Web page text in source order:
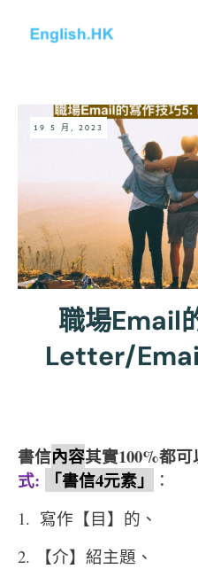
19 5 月, 2023
職場Email
Letter/
書信內容其實100%都可
式: 「書信4元素」
：
1. 寫作【目】的、
2. 【介】紹主題、